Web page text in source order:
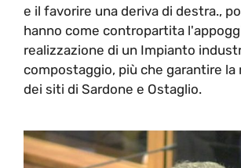
e il favorire una deriva di destra.,
hanno come contropartita
realizzazione di un Impianto
compostaggio, più che garantire la
dei siti di Sardone e Ostaglio.